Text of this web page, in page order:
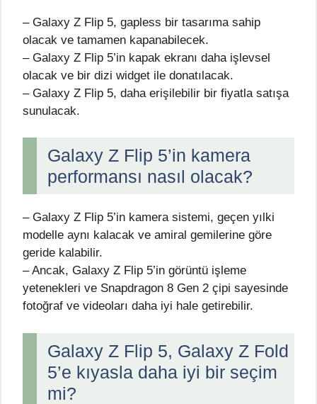
– Galaxy Z Flip 5, gapless bir tasarıma sahip
olacak ve tamamen kapanabilecek.
– Galaxy Z Flip 5’in kapak ekranı daha işlevsel
olacak ve bir dizi widget ile donatılacak.
– Galaxy Z Flip 5, daha erişilebilir bir fiyatla satışa
sunulacak.
Galaxy Z Flip 5’in kamera
performansı nasıl olacak?
– Galaxy Z Flip 5’in kamera sistemi, geçen yılki
modelle aynı kalacak ve amiral gemilerine göre
geride kalabilir.
– Ancak, Galaxy Z Flip 5’in görüntü işleme
yetenekleri ve Snapdragon 8 Gen 2 çipi sayesinde
fotoğraf ve videoları daha iyi hale getirebilir.
Galaxy Z Flip 5, Galaxy Z Fold
5’e kıyasla daha iyi bir seçim
mi?